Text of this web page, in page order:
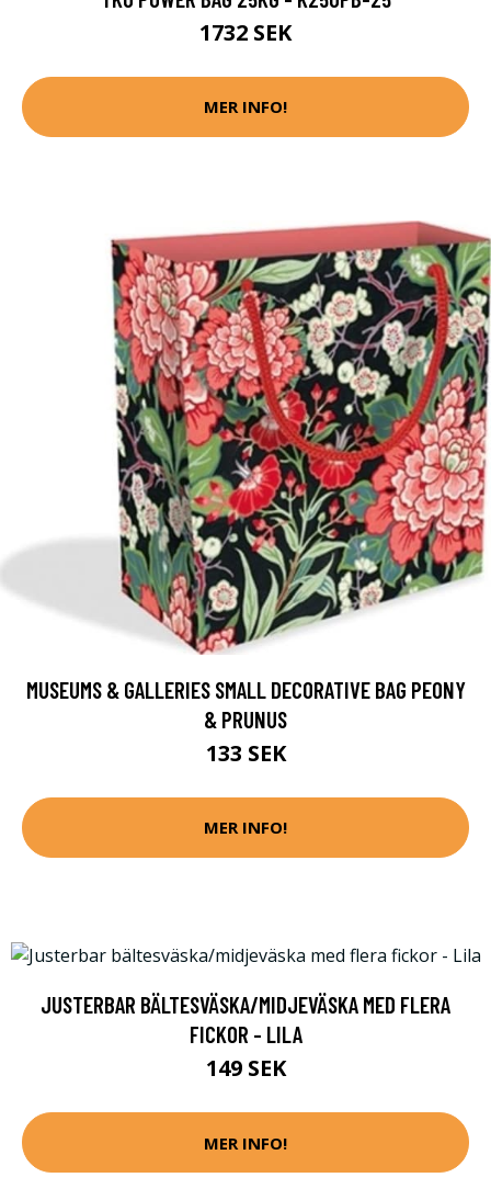
1732 SEK
MER INFO!
MUSEUMS & GALLERIES SMALL DECORATIVE BAG PEONY
& PRUNUS
133 SEK
MER INFO!
JUSTERBAR BÄLTESVÄSKA/MIDJEVÄSKA MED FLERA
FICKOR - LILA
149 SEK
MER INFO!